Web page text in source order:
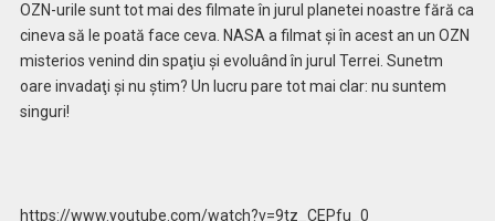
OZN-urile sunt tot mai des filmate în jurul planetei noastre fără ca
cineva să le poată face ceva. NASA a filmat şi în acest an un OZN
misterios venind din spaţiu şi evoluând în jurul Terrei. Sunetm
oare invadaţi şi nu ştim? Un lucru pare tot mai clar: nu suntem
singuri!
https://www.youtube.com/watch?v=9tz_CEPfu_0